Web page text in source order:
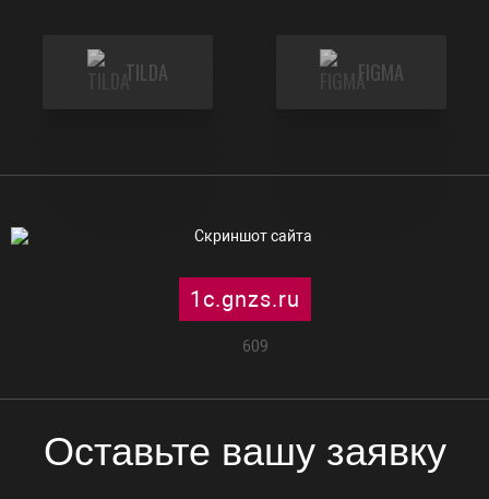
TILDA FIGMA
1c.gnzs.ru
609
Оставьте вашу заявку